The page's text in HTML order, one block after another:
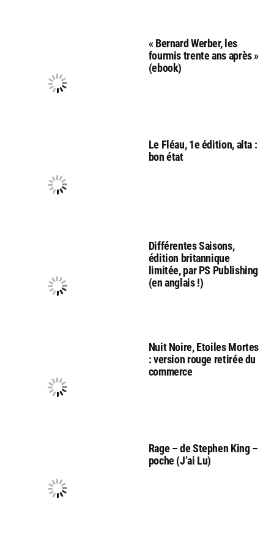
« Bernard Werber, les
fourmis trente ans après »
(ebook)
Le Fléau, 1e édition, alta :
bon état
Différentes Saisons,
édition britannique
limitée, par PS Publishing
(en anglais !)
Nuit Noire, Etoiles Mortes
: version rouge retirée du
commerce
Rage – de Stephen King –
poche (J’ai Lu)